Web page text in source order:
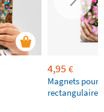
4,95 €
Magnets pour
rectangulaires